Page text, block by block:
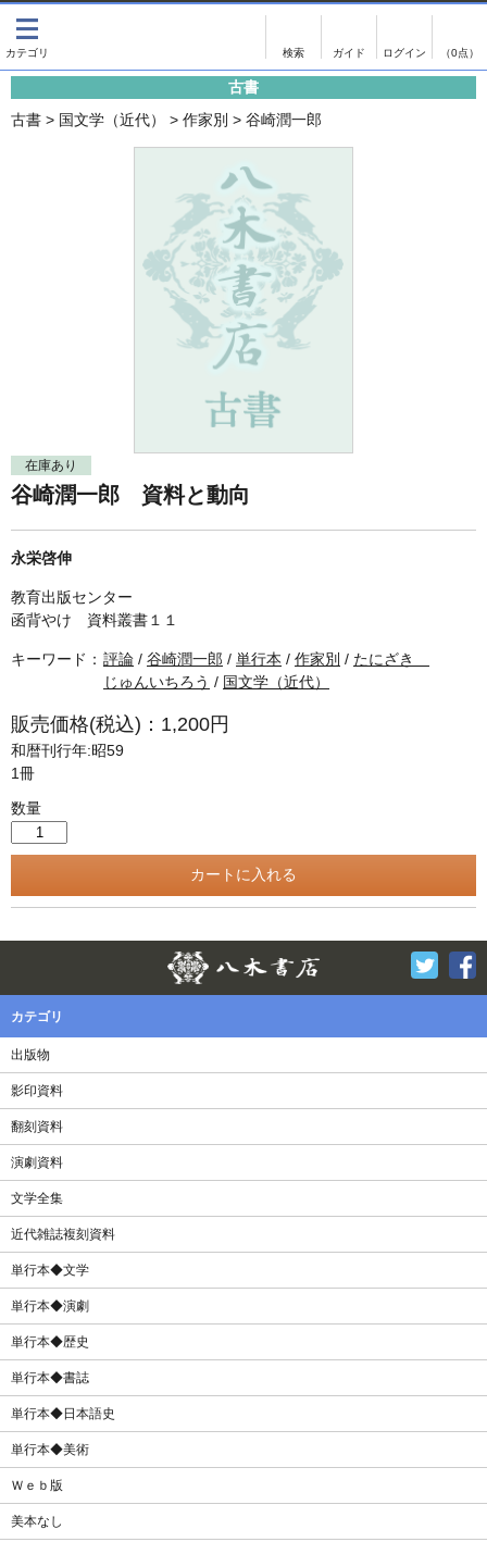
（0点）
影印資料
単行本◆日本語史
単行本◆美術
Ｗｅｂ版
美本なし
書誌学・目録
古書目録
画像がある商品のみ検索
古書
古書 > 国文学（近代） > 作家別 > 谷崎潤一郎
在庫あり
谷崎潤一郎 資料と動向
永栄啓伸
教育出版センター
函背やけ 資料叢書１１
キーワード： 評論 / 谷崎潤一郎 / 単行本 / 作家別 / たにざき
じゅんいちろう / 国文学（近代）
販売価格(税込)：1,200円
和暦刊行年:昭59
1冊
数量
Twitter
カテゴリ
出版物
影印資料
翻刻資料
演劇資料
文学全集
近代雑誌複刻資料
単行本◆文学
単行本◆演劇
単行本◆歴史
単行本◆書誌
単行本◆日本語史
単行本◆美術
Ｗｅｂ版
美本なし